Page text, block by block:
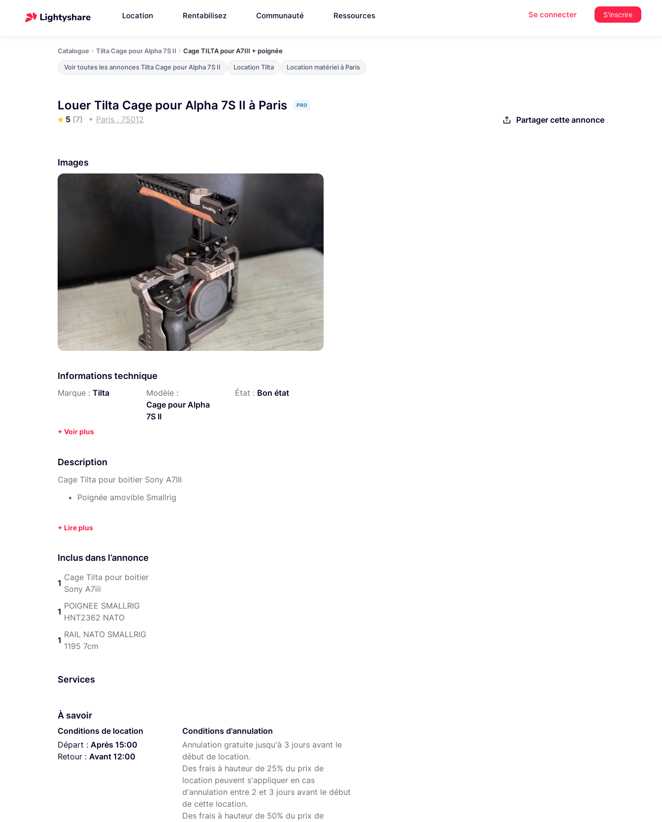
Location Rentabilisez Communauté Ressources Se connecter S'inscrire
Catalogue Tilta Cage pour Alpha 7S II Cage TILTA pour A7III + poignée
Voir toutes les annonces Tilta Cage pour Alpha 7S II Location Tilta Location matériel à Paris
Louer Tilta Cage pour Alpha 7S II à Paris PRO
5 (7) Paris , 75012 Partager cette annonce
Images
Informations technique
Marque : Tilta
Modèle :
Cage pour Alpha
7S II
État : Bon état
+ Voir plus
Description
Cage Tilta pour boitier Sony A7III
Poignée amovible Smallrig
Inclus dans l’annonce
1
Cage Tilta pour boitier
Sony A7iii
1
POIGNEE SMALLRIG
HNT2362 NATO
1
RAIL NATO SMALLRIG
1195 7cm
Services
À savoir
Conditions de location
Départ : Après 15:00
Retour : Avant 12:00
Conditions d'annulation
Annulation gratuite jusqu'à 3 jours avant le
début de location.
Des frais à hauteur de 25% du prix de
location peuvent s'appliquer en cas
d'annulation entre 2 et 3 jours avant le début
de cette location.
Des frais à hauteur de 50% du prix de